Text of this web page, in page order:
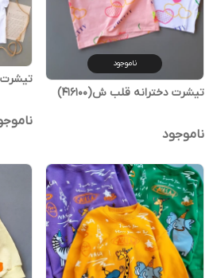
ناموجود
تیشرت دخترانه قلب ش(416100)
ناموجود
تیشرت